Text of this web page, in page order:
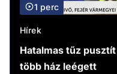
1 perc
Hírek
Hatalmas tűz
több ház leégett